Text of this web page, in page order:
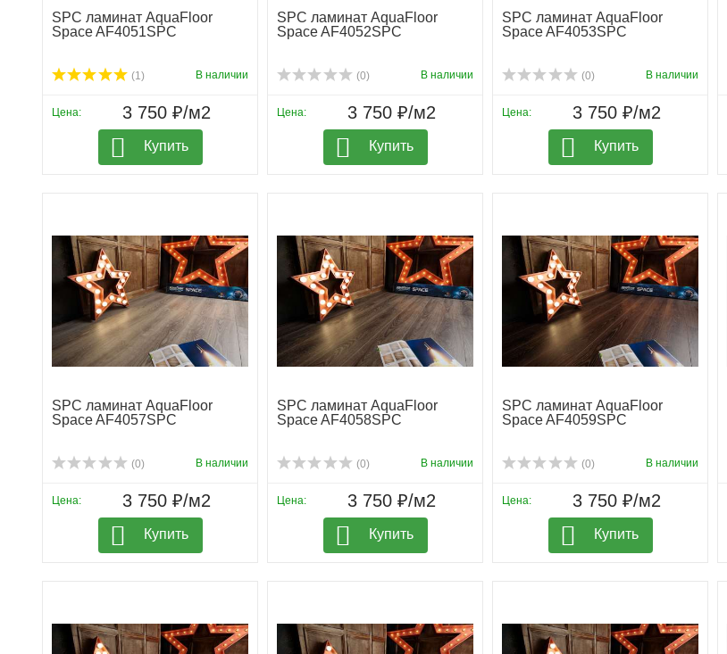
SPC ламинат AquaFloor
Space AF4051SPC
(1) В наличии
Цена: 3 750 ₽/м2
Купить
SPC ламинат AquaFloor
Space AF4052SPC
(0) В наличии
Цена: 3 750 ₽/м2
Купить
SPC ламинат AquaFloor
Space AF4053SPC
(0) В наличии
Цена: 3 750 ₽/м2
Купить
SPC ламинат AquaFloor
Space AF4057SPC
(0) В наличии
Цена: 3 750 ₽/м2
Купить
SPC ламинат AquaFloor
Space AF4058SPC
(0) В наличии
Цена: 3 750 ₽/м2
Купить
SPC ламинат AquaFloor
Space AF4059SPC
(0) В наличии
Цена: 3 750 ₽/м2
Купить